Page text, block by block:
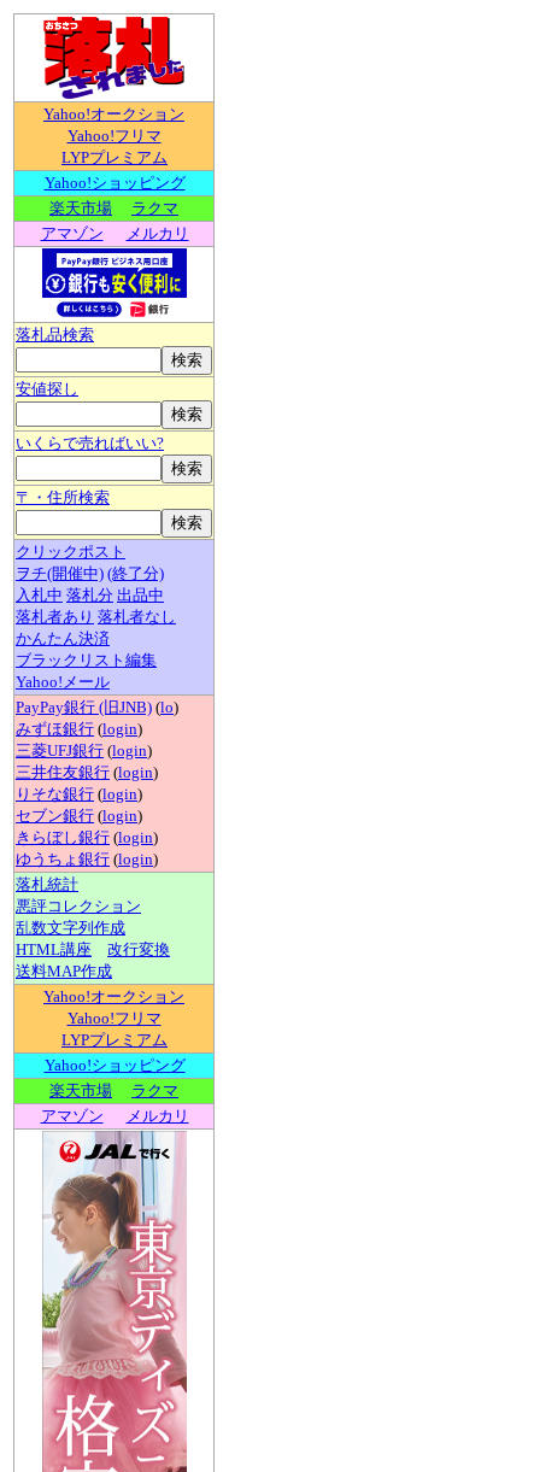
Yahoo!オークション
Yahoo!フリマ
LYPプレミアム
Yahoo!ショッピング
楽天市場
ラクマ
アマゾン
メルカリ
落札品検索
安値探し
いくらで売ればいい?
〒・住所検索
クリックポスト
ヲチ(開催中) (終了分)
入札中 落札分 出品中
落札者あり 落札者なし
かんたん決済
ブラックリスト編集
Yahoo!メール
PayPay銀行 (旧JNB) (lo)
みずほ銀行 (login)
三菱UFJ銀行 (login)
三井住友銀行 (login)
りそな銀行 (login)
セブン銀行 (login)
きらぼし銀行 (login)
ゆうちょ銀行 (login)
落札統計
悪評コレクション
乱数文字列作成
HTML講座
改行変換
送料MAP作成
Yahoo!オークション
Yahoo!フリマ
LYPプレミアム
Yahoo!ショッピング
楽天市場
ラクマ
アマゾン
メルカリ